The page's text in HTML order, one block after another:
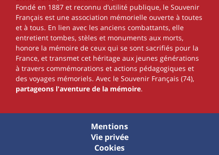
Fondé en 1887 et reconnu d’utilité publique, le Souvenir
Français est une association mémorielle ouverte à toutes
et à tous. En lien avec les anciens combattants, elle
entretient tombes, stèles et monuments aux morts,
honore la mémoire de ceux qui se sont sacrifiés pour la
France, et transmet cet héritage aux jeunes générations
à travers commémorations et actions pédagogiques et
des voyages mémoriels. Avec le Souvenir Français (74),
partageons l'aventure de la mémoire.
Mentions
Vie privée
Cookies